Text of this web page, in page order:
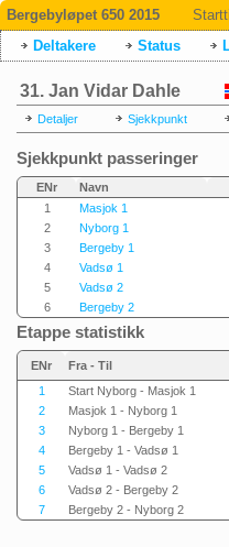
Bergebyløpet 650 2015
Deltakere
Status
31. Jan Vidar Dahle
Detaljer Sjekkpunkt
Sjekkpunkt passeringer
ENr Navn
1
Masjok 1
2
Nyborg 1
3
Bergeby 1
4
Vadsø 1
5
Vadsø 2
6
Bergeby 2
Etappe statistikk
ENr Fra - Til
1
Start Nyborg - Masjok 1
2
Masjok 1 - Nyborg 1
3
Nyborg 1 - Bergeby 1
4
Bergeby 1 - Vadsø 1
5
Vadsø 1 - Vadsø 2
6
Vadsø 2 - Bergeby 2
7
Bergeby 2 - Nyborg 2